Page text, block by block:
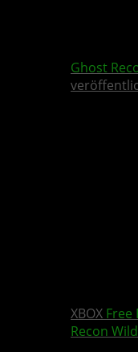
Ghost
XBOX Free
Recon